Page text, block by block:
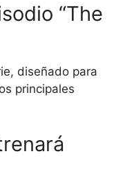
“The
diseñado para
principales